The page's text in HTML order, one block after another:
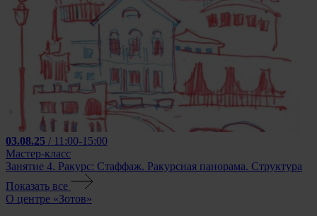
03.08.25 / 11:00-15:00
Мастер-класс
Занятие 4. Ракурс: Стаффаж. Ракурсная панорама. Структура
Показать все
О центре «Зотов»